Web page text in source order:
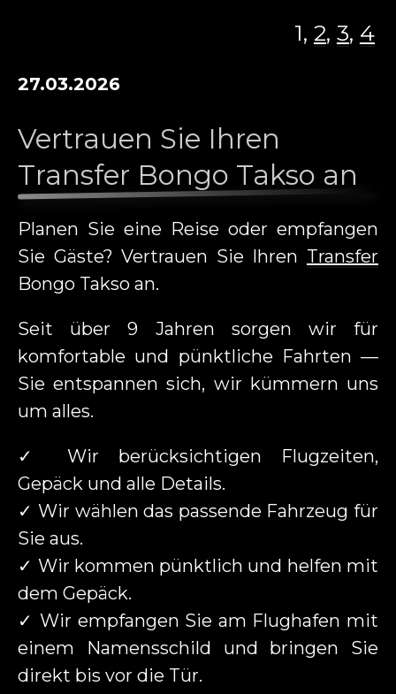
STELLENANGEBOTE
AUTOVERMIETUNG
KARTENANMELDUNG
NACHRICHT
KONTAKT
WERBUNG AUF BONGO TAKSO
1, 2, 3, 4
27.03.2026
Vertrauen Sie Ihren
Transfer Bongo Takso an
Planen Sie eine Reise oder empfangen
Sie Gäste? Vertrauen Sie Ihren Transfer
Bongo Takso an.
Seit über 9 Jahren sorgen wir für
komfortable und pünktliche Fahrten —
Sie entspannen sich, wir kümmern uns
um alles.
✓ Wir berücksichtigen Flugzeiten,
Gepäck und alle Details.
✓ Wir wählen das passende Fahrzeug für
Sie aus.
✓ Wir kommen pünktlich und helfen mit
dem Gepäck.
✓ Wir empfangen Sie am Flughafen mit
einem Namensschild und bringen Sie
direkt bis vor die Tür.